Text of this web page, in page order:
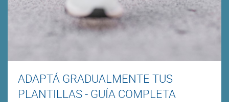
ADAPTÁ GRADUALMENTE TUS
PLANTILLAS - GUÍA COMPLETA